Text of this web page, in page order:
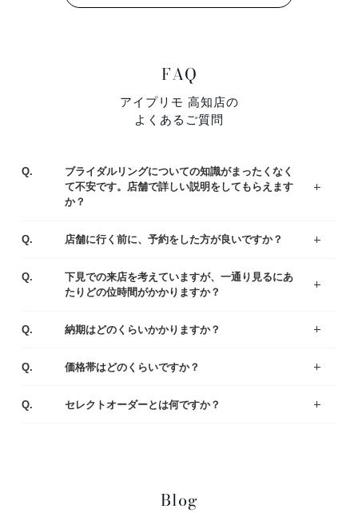
FAQ
アイプリモ 高知店の
よくあるご質問
Q.
ブライダルリングについての知識がまったくなく
て不安です。店舗で詳しい説明をしてもらえます
か？
Q.
店舗に行く前に、予約をした方が良いですか？
Q.
下見での来店を考えていますが、一通り見るにあ
たりどの位時間がかかりますか？
Q.
納期はどのくらいかかりますか？
Q.
価格帯はどのくらいですか？
Q.
セレクトオーダーとは何ですか？
Blog